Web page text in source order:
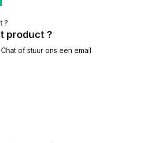
product ?
of stuur ons een email